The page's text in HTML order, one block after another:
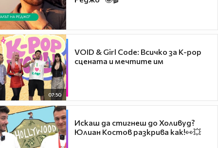
07:50
VOID & Girl Code: Всичко за K-pop
сцената и мечтите им
Искаш да стигнеш до Холивуд?
Юлиан Костов разкрива как!👀💥